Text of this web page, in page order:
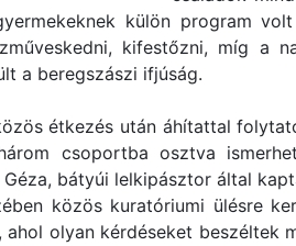
külön program
kifestőzni, míg a
a beregszászi ifjúság.
étkezés után áhítattal
csoportba osztva
bátyúi lelkipásztor által
közös kuratóriumi ülésre
olyan kérdéseket beszéltek